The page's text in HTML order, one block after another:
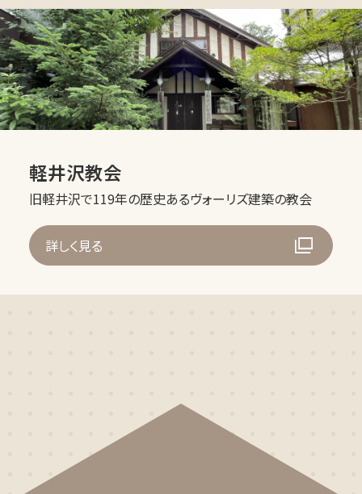
軽井沢教会
旧軽井沢で119年の歴史あるヴォーリズ建築の教会
詳しく見る